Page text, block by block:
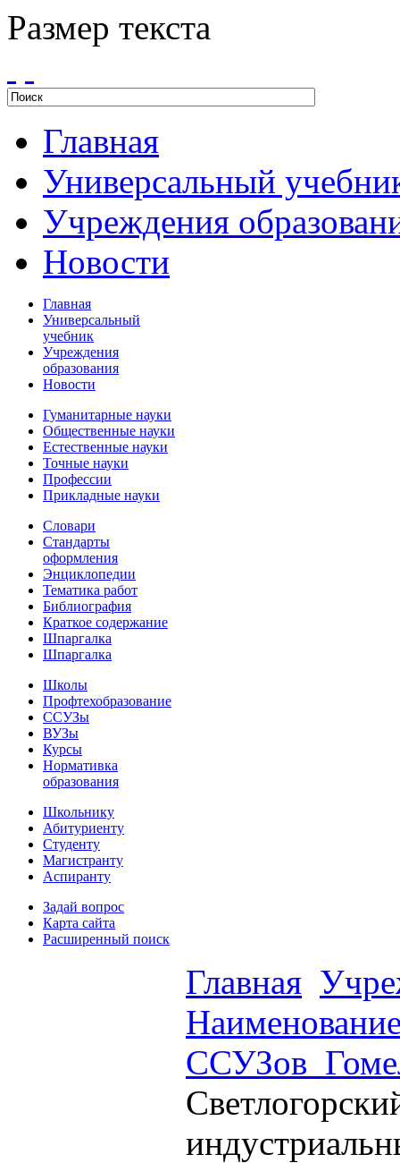
Размер текста
Главная
Универсальный
Учреждения
Новости
Главная
Универсальный
учебник
Учреждения
образования
Новости
Гуманитарные науки
Общественные науки
Естественные науки
Точные науки
Профессии
Прикладные науки
Словари
Стандарты
оформления
Энциклопедии
Тематика работ
Библиография
Краткое содержание
Шпаргалка
Шпаргалка
Школы
Профтехобразование
ССУЗы
ВУЗы
Курсы
Нормативка
образования
Школьнику
Абитуриенту
Студенту
Магистранту
Аспиранту
Задай вопрос
Карта сайта
Расширенный поиск
Главная